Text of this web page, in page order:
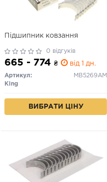
Підшипник ковзання
0 відгуків
665 - 774 ₴ від 1 дн.
Артикул:
MB5269AM
King
ВИБРАТИ ЦІНУ